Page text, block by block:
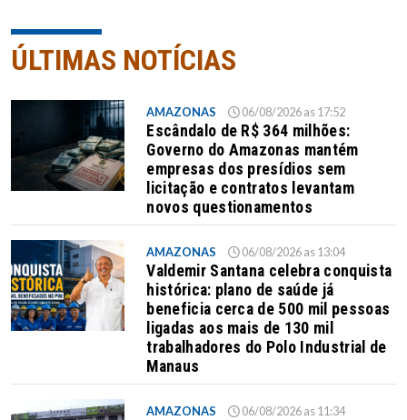
ÚLTIMAS NOTÍCIAS
AMAZONAS 06/08/2026 as 17:52
Escândalo de R$ 364 milhões:
Governo do Amazonas mantém
empresas dos presídios sem
licitação e contratos levantam
novos questionamentos
AMAZONAS 06/08/2026 as 13:04
Valdemir Santana celebra conquista
histórica: plano de saúde já
beneficia cerca de 500 mil pessoas
ligadas aos mais de 130 mil
trabalhadores do Polo Industrial de
Manaus
AMAZONAS 06/08/2026 as 11:34